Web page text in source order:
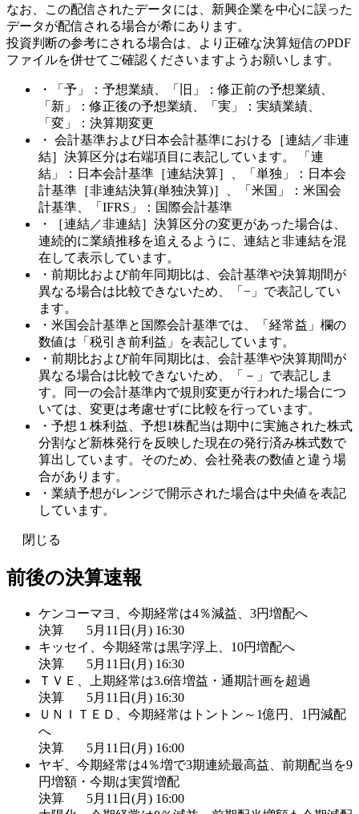
なお、この配信されたデータには、新興企業を中心に誤った
データが配信される場合が希にあります。
投資判断の参考にされる場合は、より正確な決算短信のPDF
ファイルを併せてご確認くださいますようお願いします。
・「予」：予想業績、「旧」：修正前の予想業績、
「新」：修正後の予想業績、「実」：実績業績、
「変」：決算期変更
・ 会計基準および日本会計基準における［連結／非連
結］決算区分は右端項目に表記しています。 「連
結」：日本会計基準［連結決算］、「単独」：日本会
計基準［非連結決算(単独決算)］、「米国」：米国会
計基準、「IFRS」：国際会計基準
・［連結／非連結］決算区分の変更があった場合は、
連続的に業績推移を追えるように、連結と非連結を混
在して表示しています。
・前期比および前年同期比は、会計基準や決算期間が
異なる場合は比較できないため、「−」で表記してい
ます。
・米国会計基準と国際会計基準では、「経常益」欄の
数値は「税引き前利益」を表記しています。
・前期比および前年同期比は、会計基準や決算期間が
異なる場合は比較できないため、「－」で表記しま
す。同一の会計基準内で規則変更が行われた場合につ
いては、変更は考慮せずに比較を行っています。
・予想１株利益、予想1株配当は期中に実施された株式
分割など新株発行を反映した現在の発行済み株式数で
算出しています。そのため、会社発表の数値と違う場
合があります。
・業績予想がレンジで開示された場合は中央値を表記
しています。
閉じる
前後の決算速報
ケンコーマヨ、今期経常は4％減益、3円増配へ
決算
5月11日(月) 16:30
キッセイ、今期経常は黒字浮上、10円増配へ
決算
5月11日(月) 16:30
ＴＶＥ、上期経常は3.6倍増益・通期計画を超過
決算
5月11日(月) 16:30
ＵＮＩＴＥＤ、今期経常はトントン～1億円、1円減配
へ
決算
5月11日(月) 16:00
ヤギ、今期経常は4％増で3期連続最高益、前期配当を9
円増額・今期は実質増配
決算
5月11日(月) 16:00